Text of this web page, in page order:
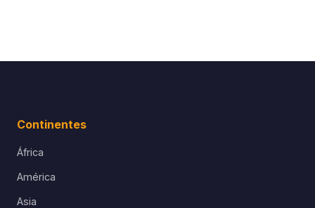
Continentes
África
América
Asia